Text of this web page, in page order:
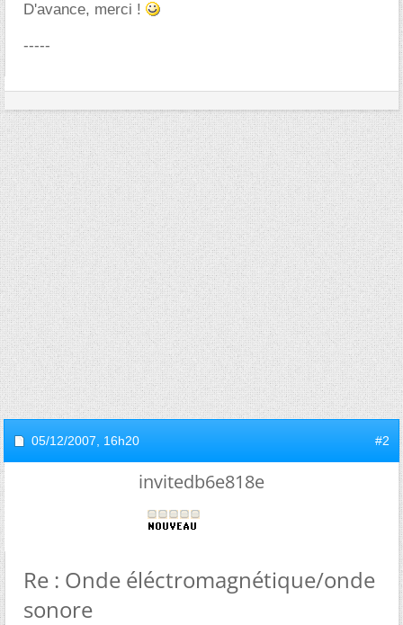
D'avance, merci !
-----
05/12/2007, 16h20 #2
invitedb6e818e
Re : Onde éléctromagnétique/onde
sonore